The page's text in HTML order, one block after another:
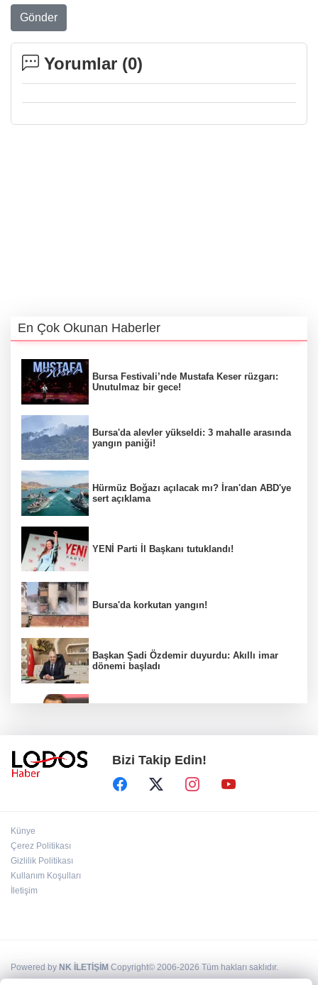
Gönder
Yorumlar (0)
En Çok Okunan Haberler
Bursa Festivali’nde Mustafa Keser rüzgarı:
Unutulmaz bir gece!
Bursa'da alevler yükseldi: 3 mahalle arasında
yangın paniği!
Hürmüz Boğazı açılacak mı? İran'dan ABD'ye
sert açıklama
YENİ Parti İl Başkanı tutuklandı!
Bursa'da korkutan yangın!
Başkan Şadi Özdemir duyurdu: Akıllı imar
dönemi başladı
Bakan Gürlek duyurdu: İki çocuk cinayeti
aydınlatıldı!
Bizi Takip Edin!
Künye
Çerez Politikası
Gizlilik Politikası
Kullanım Koşulları
İletişim
Powered by NK İLETİŞİM Copyright© 2006-2026 Tüm hakları saklıdır.